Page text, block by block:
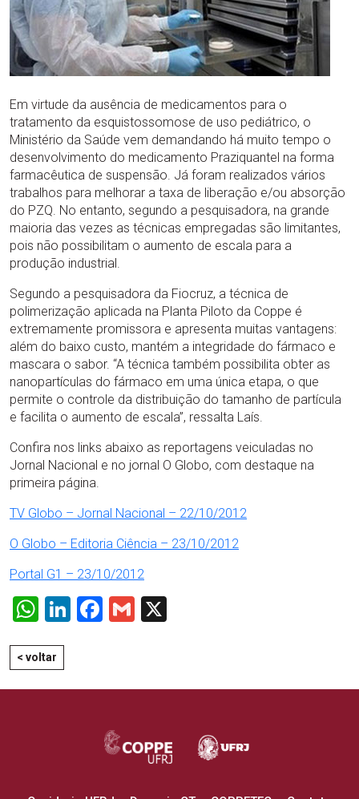
Em virtude da ausência de medicamentos para o
tratamento da esquistossomose de uso pediátrico, o
Ministério da Saúde vem demandando há muito tempo o
desenvolvimento do medicamento Praziquantel na forma
farmacêutica de suspensão. Já foram realizados vários
trabalhos para melhorar a taxa de liberação e/ou absorção
do PZQ. No entanto, segundo a pesquisadora, na grande
maioria das vezes as técnicas empregadas são limitantes,
pois não possibilitam o aumento de escala para a
produção industrial.
Segundo a pesquisadora da Fiocruz, a técnica de
polimerização aplicada na Planta Piloto da Coppe é
extremamente promissora e apresenta muitas vantagens:
além do baixo custo, mantém a integridade do fármaco e
mascara o sabor. “A técnica também possibilita obter as
nanopartículas do fármaco em uma única etapa, o que
permite o controle da distribuição do tamanho de partícula
e facilita o aumento de escala”, ressalta Laís.
Confira nos links abaixo as reportagens veiculadas no
Jornal Nacional e no jornal O Globo, com destaque na
primeira página.
TV Globo – Jornal Nacional – 22/10/2012
O Globo – Editoria Ciência – 23/10/2012
Portal G1 – 23/10/2012
WhatsApp
LinkedIn
Facebook
Gmail
< voltar